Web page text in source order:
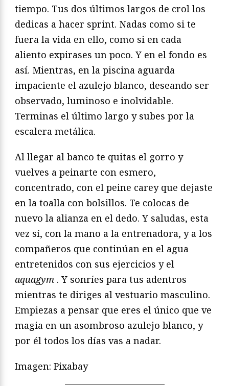
tiempo. Tus dos últimos largos de crol los
dedicas a hacer sprint. Nadas como si te
fuera la vida en ello, como si en cada
aliento expirases un poco. Y en el fondo es
así. Mientras, en la piscina aguarda
impaciente el azulejo blanco, deseando ser
observado, luminoso e inolvidable.
Terminas el último largo y subes por la
escalera metálica.
Al llegar al banco te quitas el gorro y
vuelves a peinarte con esmero,
concentrado, con el peine carey que dejaste
en la toalla con bolsillos. Te colocas de
nuevo la alianza en el dedo. Y saludas, esta
vez sí, con la mano a la entrenadora, y a los
compañeros que continúan en el agua
entretenidos con sus ejercicios y el
aquagym . Y sonríes para tus adentros
mientras te diriges al vestuario masculino.
Empiezas a pensar que eres el único que ve
magia en un asombroso azulejo blanco, y
por él todos los días vas a nadar.
Imagen: Pixabay